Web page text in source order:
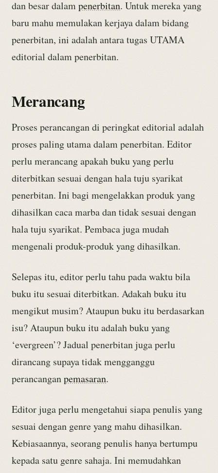
dan besar dalampenerbitan. Untuk mereka yang
baru mahu memulakan kerjaya dalam bidang
penerbitan, ini adalah antara tugas UTAMA
editorial dalam penerbitan.
Merancang
Proses perancangan di peringkat editorial adalah
proses paling utama dalam penerbitan. Editor
perlu merancang apakah buku yang perlu
diterbitkan sesuai dengan hala tuju syarikat
penerbitan. Ini bagi mengelakkan produk yang
dihasilkan caca marba dan tidak sesuai dengan
hala tuju syarikat. Pembaca juga mudah
mengenali produk-produk yang dihasilkan.
Selepas itu, editor perlu tahu pada waktu bila
buku itu sesuai diterbitkan. Adakah buku itu
mengikut musim? Ataupun buku itu berdasarkan
isu? Ataupun buku itu adalah buku yang
‘evergreen’? Jadual penerbitan juga perlu
dirancang supaya tidak mengganggu
perancanganpemasaran.
Editor juga perlu mengetahui siapa penulis yang
sesuai dengan genre yang mahu dihasilkan.
Kebiasaannya, seorang penulis hanya bertumpu
kepada satu genre sahaja. Ini memudahkan